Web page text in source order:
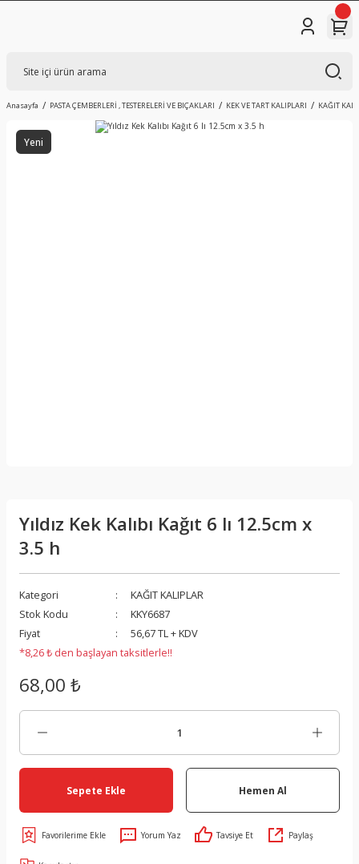
Anasayfa PASTA ÇEMBERLERİ , TESTERELERİ VE BIÇAKLARI KEK VE TART KALIPLARI KAĞIT
Yeni
Yıldız Kek Kalıbı Kağıt 6 lı 12.5cm x
3.5 h
Kategori
KAĞIT KALIPLAR
Stok Kodu
KKY6687
Fiyat
56,67 TL + KDV
*8,26 ₺ den başlayan taksitlerle!!
68,00 ₺
Sepete Ekle Hemen Al
Yorum Yaz Tavsiye Et Paylaş